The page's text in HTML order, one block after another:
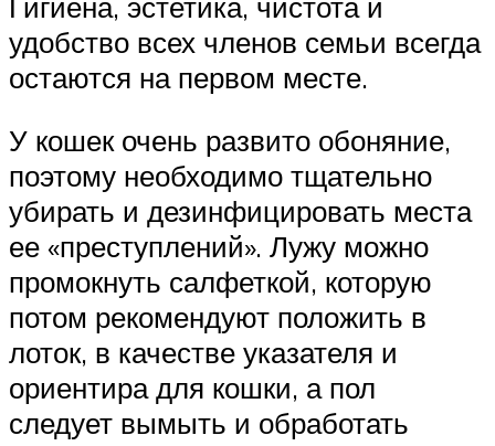
удобство всех членов семьи всегда
остаются на первом месте.
У кошек очень развито обоняние,
поэтому необходимо тщательно
убирать и дезинфицировать места
ее «преступлений». Лужу можно
промокнуть салфеткой, которую
потом рекомендуют положить в
лоток, в качестве указателя и
ориентира для кошки, а пол
следует вымыть и обработать